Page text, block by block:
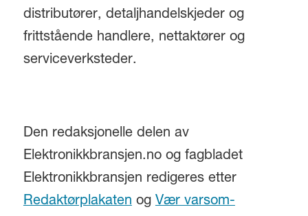
distributører, detaljhandelskjeder og
frittstående handlere, nettaktører og
serviceverksteder.
Den redaksjonelle delen av
Elektronikkbransjen.no og fagbladet
Elektronikkbransjen redigeres etter
Redaktørplakaten og Vær varsom-